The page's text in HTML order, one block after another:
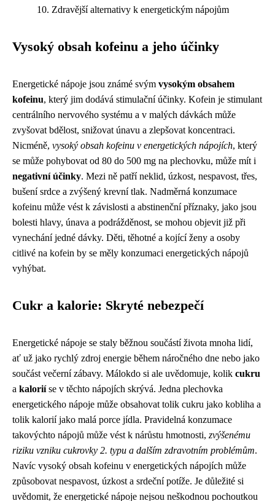
Zdravější alternativy k energetickým nápojům
Vysoký obsah kofeinu a jeho účinky
Energetické nápoje jsou známé svým vysokým obsahem
kofeinu, který jim dodává stimulační účinky. Kofein je stimulant
centrálního nervového systému a v malých dávkách může
zvyšovat bdělost, snižovat únavu a zlepšovat koncentraci.
Nicméně, vysoký obsah kofeinu v energetických nápojích, který
se může pohybovat od 80 do 500 mg na plechovku, může mít i
negativní účinky. Mezi ně patří neklid, úzkost, nespavost, třes,
bušení srdce a zvýšený krevní tlak. Nadměrná konzumace
kofeinu může vést k závislosti a abstinenční příznaky, jako jsou
bolesti hlavy, únava a podrážděnost, se mohou objevit již při
vynechání jedné dávky. Děti, těhotné a kojící ženy a osoby
citlivé na kofein by se měly konzumaci energetických nápojů
vyhýbat.
Cukr a kalorie: Skryté nebezpečí
Energetické nápoje se staly běžnou součástí života mnoha lidí,
ať už jako rychlý zdroj energie během náročného dne nebo jako
součást večerní zábavy. Málokdo si ale uvědomuje, kolik cukru
a kaloriíse v těchto nápojích skrývá. Jedna plechovka
energetického nápoje může obsahovat tolik cukru jako kobliha a
tolik kalorií jako malá porce jídla. Pravidelná konzumace
takovýchto nápojů může vést k nárůstu hmotnosti, zvýšenému
riziku vzniku cukrovky 2. typu a dalším zdravotním problémům.
Navíc vysoký obsah kofeinu v energetických nápojích může
způsobovat nespavost, úzkost a srdeční potíže. Je důležité si
uvědomit, že energetické nápoje nejsou neškodnou pochoutkou